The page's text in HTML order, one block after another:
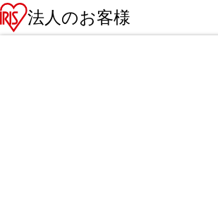
法人のお客様